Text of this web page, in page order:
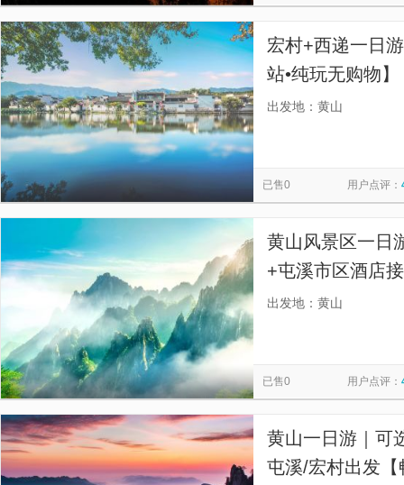
宏村+西递一日
站•纯玩无购物
站/火车站/各酒
出发地：黄山
已售0 用户点评：
黄山风景区一日
+屯溪市区酒店
无强制自费，用
出发地：黄山
已售0 用户点评：
黄山一日游｜可
屯溪/宏村出发